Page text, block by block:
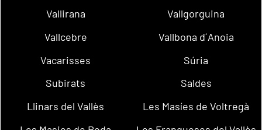
Vallirana
Vallgorguina
Vallcebre
Vallbona d´Anoia
Vacarisses
Súria
Subirats
Saldes
Llinars del Vallès
Les Masíes de Voltregà